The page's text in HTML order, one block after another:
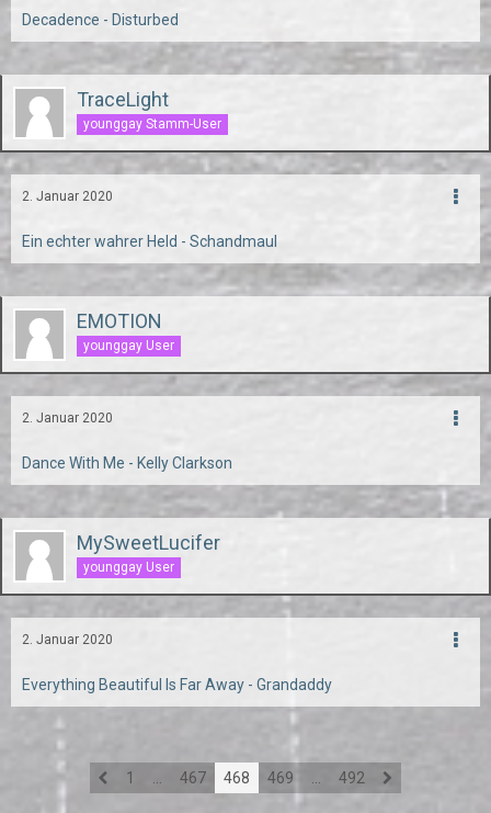
Decadence - Disturbed
TraceLight
younggay Stamm-User
2. Januar 2020
Ein echter wahrer Held - Schandmaul
EMOTION
younggay User
2. Januar 2020
Dance With Me - Kelly Clarkson
MySweetLucifer
younggay User
2. Januar 2020
Everything Beautiful Is Far Away - Grandaddy
1 467 468 469 492